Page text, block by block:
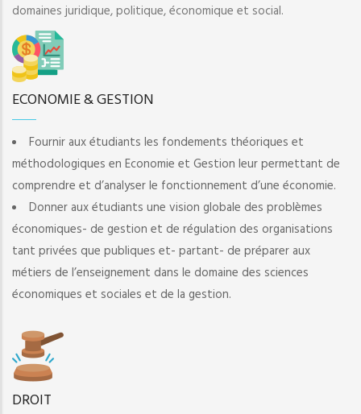
domaines juridique, politique, économique et social.
ECONOMIE & GESTION
Fournir aux étudiants les fondements théoriques et
méthodologiques en Economie et Gestion leur permettant de
comprendre et d’analyser le fonctionnement d’une économie.
Donner aux étudiants une vision globale des problèmes
économiques- de gestion et de régulation des organisations
tant privées que publiques et- partant- de préparer aux
métiers de l’enseignement dans le domaine des sciences
économiques et sociales et de la gestion.
DROIT